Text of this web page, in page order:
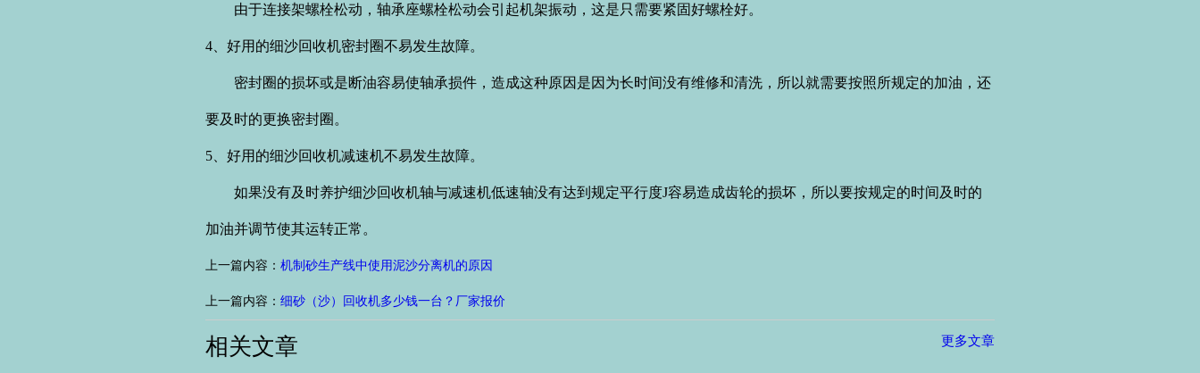
由于连接架螺栓松动，轴承座螺栓松动会引起机架振动，这是只需要紧固好螺栓好。
4、好用的细沙回收机密封圈不易发生故障。
密封圈的损坏或是断油容易使轴承损件，造成这种原因是因为长时间没有维修和清洗，所以就需要按照所规定的加油，还
要及时的更换密封圈。
5、好用的细沙回收机减速机不易发生故障。
如果没有及时养护细沙回收机轴与减速机低速轴没有达到规定平行度J容易造成齿轮的损坏，所以要按规定的时间及时的
加油并调节使其运转正常。
上一篇内容： 机制砂生产线中使用泥沙分离机的原因
上一篇内容： 细砂（沙）回收机多少钱一台？厂家报价
相关文章 更多文章